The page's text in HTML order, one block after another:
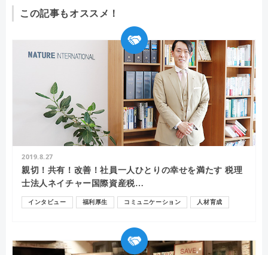
この記事もオススメ！
2019.8.27
親切！共有！改善！社員一人ひとりの幸せを満たす 税理
士法人ネイチャー国際資産税…
インタビュー 福利厚生 コミュニケーション 人材育成